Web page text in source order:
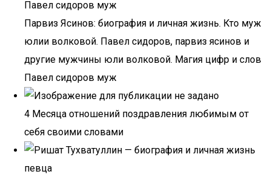
Парвиз Ясинов: биография и личная жизнь. Кто муж
юлии волковой. Павел сидоров, парвиз ясинов и
другие мужчины юли волковой. Магия цифр и слов
Павел сидоров муж
4 Месяца отношений поздравления любимым от
себя своими словами